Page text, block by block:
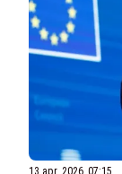
13 apr. 2026, 07:15